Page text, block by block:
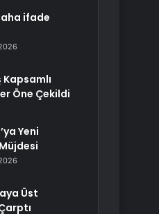
ifade
Öne Çekildi
Yeni
Üst